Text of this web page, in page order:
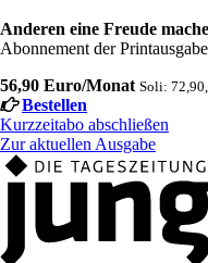
Anderen eine Freude
Abonnement der
56,90 Euro/Monat Soli:
Bestellen
Kurzzeitabo abschließen
Zur aktuellen Ausgabe